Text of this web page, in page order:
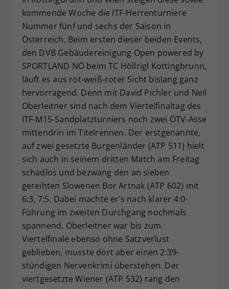
kommende Woche die ITF-Herrenturniere
Nummer fünf und sechs der Saison in
Österreich. Beim ersten dieser beiden Events,
den DVB Gebäudereinigung Open powered by
SPORTLAND NÖ beim TC Höllrigl Kottingbrunn,
läuft es aus rot-weiß-roter Sicht bislang ganz
hervorragend. Denn mit David Pichler und Neil
Oberleitner sind nach dem Viertelfinaltag des
ITF-M15-Sandplatzturniers noch zwei ÖTV-Asse
mittendrin im Titelrennen. Der erstgenannte,
auf zwei gesetzte Burgenländer (ATP 511) hielt
sich auch in seinem dritten Match am Freitag
schadlos und bezwang den an sieben
gereihten Slowenen Bor Artnak (ATP 602) mit
6:3, 7:5. Dabei machte er’s nach klarer 4:0-
Führung im zweiten Durchgang nochmals
spannend. Oberleitner war bis zum
Viertelfinale ebenso ohne Satzverlust
geblieben, musste dort aber einen 2:39-
stündigen Nervenkrimi überstehen. Der
viertgesetzte Wiener (ATP 532) rang den
Dieser Wert speichert Ihre Consent-
Einstellungen. Unter anderem eine
zufällig generierte ID, für die
vorgenommen Einstellungen, falls der
Webseiten-Betreiber dies eingestellt
hat.